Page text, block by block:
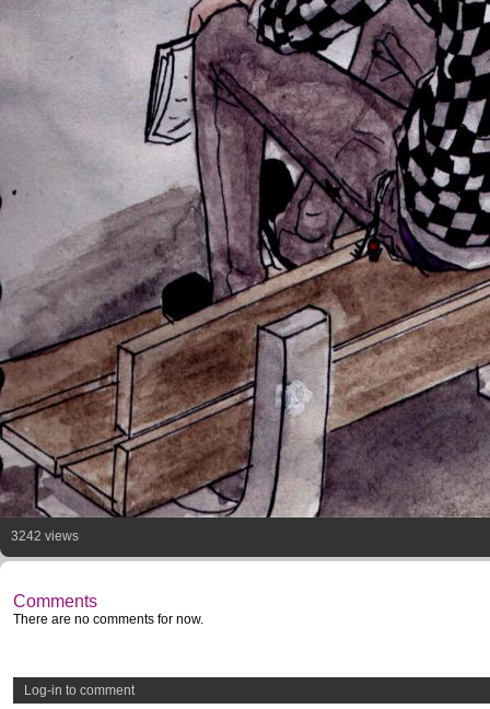
3242 views
Comments
There are no comments for now.
Log-in to comment